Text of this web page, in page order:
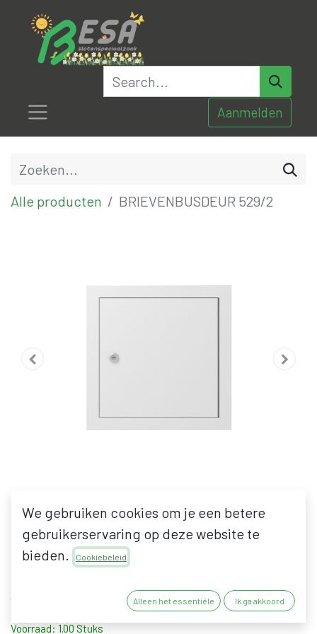
Aanmelden
Alle producten BRIEVENBUSDEUR 529/2
BRIEVENBUSDEUR 529/2
130,99
Voorraad: 1.00 Stuks
We gebruiken cookies om je een betere
gebruikerservaring op deze website te
bieden.
Cookiebeleid
Alleen het essentiële Ik ga akkoord